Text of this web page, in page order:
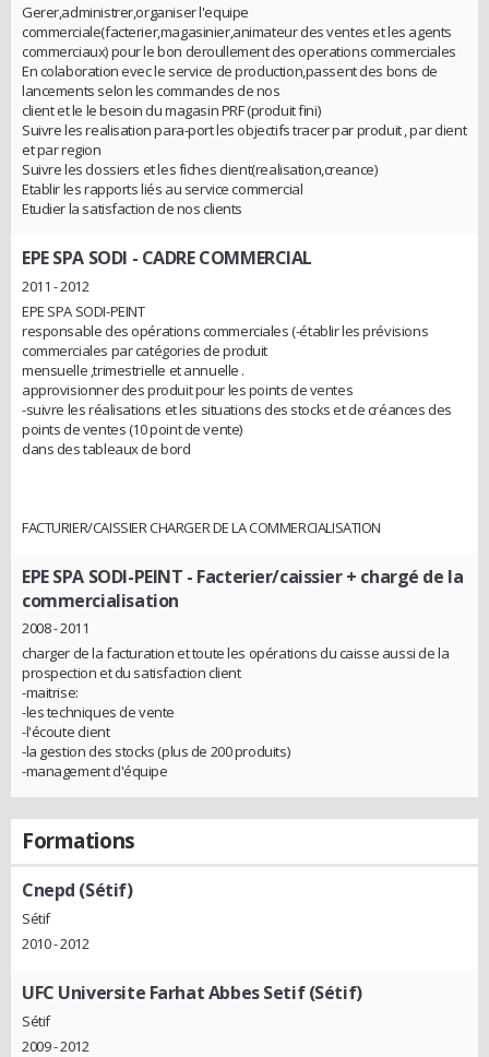
Gerer,administrer,organiser l'equipe
commerciale(facterier,magasinier,animateur des ventes et les agents
commerciaux) pour le bon deroullement des operations commerciales
En colaboration evec le service de production,passent des bons de
lancements selon les commandes de nos
client et le le besoin du magasin PRF (produit fini)
Suivre les realisation para-port les objectifs tracer par produit , par client
et par region
Suivre les dossiers et les fiches client(realisation,creance)
Etablir les rapports liés au service commercial
Etudier la satisfaction de nos clients
EPE SPA SODI - CADRE COMMERCIAL
2011 - 2012
EPE SPA SODI-PEINT
responsable des opérations commerciales (-établir les prévisions
commerciales par catégories de produit
mensuelle ,trimestrielle et annuelle .
approvisionner des produit pour les points de ventes
-suivre les réalisations et les situations des stocks et de créances des
points de ventes (10 point de vente)
dans des tableaux de bord
FACTURIER/CAISSIER CHARGER DE LA COMMERCIALISATION
EPE SPA SODI-PEINT - Facterier/caissier + chargé de la
commercialisation
2008 - 2011
charger de la facturation et toute les opérations du caisse aussi de la
prospection et du satisfaction client
-maitrise:
-les techniques de vente
-l'écoute client
-la gestion des stocks (plus de 200 produits)
-management d'équipe
Formations
Cnepd (Sétif)
Sétif
2010 - 2012
UFC Universite Farhat Abbes Setif (Sétif)
Sétif
2009 - 2012